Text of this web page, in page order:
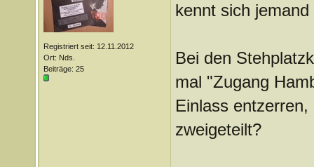
Registriert seit: 12.11.2012
Ort: Nds.
Beiträge: 25
kennt sich
Bei den
mal "Zugang
Einlass
zweigeteilt?